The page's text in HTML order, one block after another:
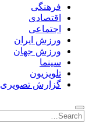
فرهنگی
اقتصادی
اجتماعی
ورزش ایران
ورزش جهان
سینما
تلویزیون
گزارش تصویری
Search
for:
Search